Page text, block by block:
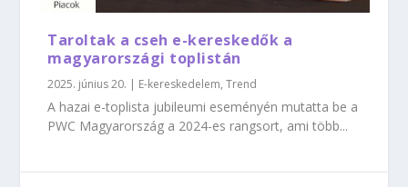
Taroltak a cseh e-kereskedők a
magyarországi toplistán
2025. június 20. | E-kereskedelem,Trend
A hazai e-toplista jubileumi eseményén mutatta be a
PWC Magyarország a 2024-es rangsort, ami több...